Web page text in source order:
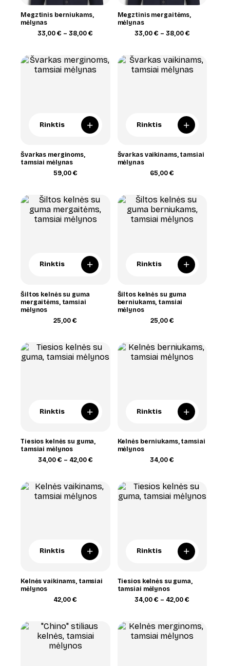
Megztinis berniukams,
mėlynas
33,00€ – 38,00€
38,00 €
Megztinis mergaitėms,
mėlynas
33,00 € – 38,00 €Price
38,00 €
Rinktis +
Švarkas merginoms,
tamsiai mėlynas
59,00 €
Rinktis +
Švarkas vaikinams, tamsiai
mėlynas
65,00€
Rinktis +
Šiltos kelnės su guma
mergaitėms, tamsiai
mėlynos
25,00€
Rinktis +
Šiltos kelnės su guma
berniukams, tamsiai
mėlynos
25,00 €
Rinktis +
Tiesios kelnės su guma,
tamsiai mėlynos
34,00 € – 42,00 €Price
42,00 €
Rinktis +
Kelnės berniukams, tamsiai
mėlynos
34,00€
Rinktis +
Kelnės vaikinams, tamsiai
mėlynos
42,00€
Rinktis +
Tiesios kelnės su guma,
tamsiai mėlynos
34,00€ – 42,00€
42,00 €